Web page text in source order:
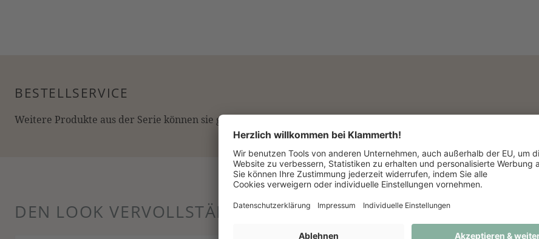
BESTELLSERVICE
Weitere Produkte aus der Serie können sie gerne online anfragen oder direkt bei uns im Geschäft bestellen.
DEN LOOK VERVOLLSTÄNDIGEN